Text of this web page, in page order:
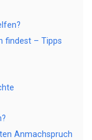
findest – Tipps
Anmachspruch